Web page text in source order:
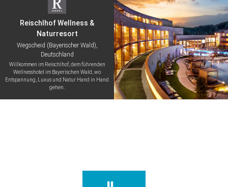
Reischlhof Wellness &
Naturresort
Wegscheid (Bayerischer Wald),
Deutschland
Willkommen im Reischlhof, dem führenden
Wellnesshotel im Bayerischen Wald, wo
Entspannung, Luxus und Natur Hand in Hand
gehen.